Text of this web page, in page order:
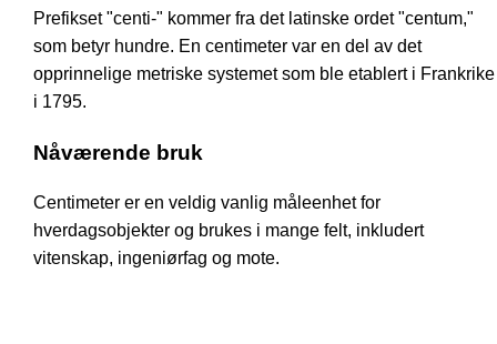
Prefikset "centi-" kommer fra det latinske ordet "centum,"
som betyr hundre. En centimeter var en del av det
opprinnelige metriske systemet som ble etablert i Frankrike
i 1795.
Nåværende bruk
Centimeter er en veldig vanlig måleenhet for
hverdagsobjekter og brukes i mange felt, inkludert
vitenskap, ingeniørfag og mote.